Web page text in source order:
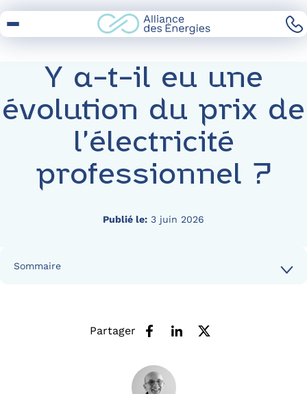
to
Y a-t-il eu une
évolution du prix de
l’électricité
professionnel ?
Publié le: 3 juin 2026
Sommaire
Partager